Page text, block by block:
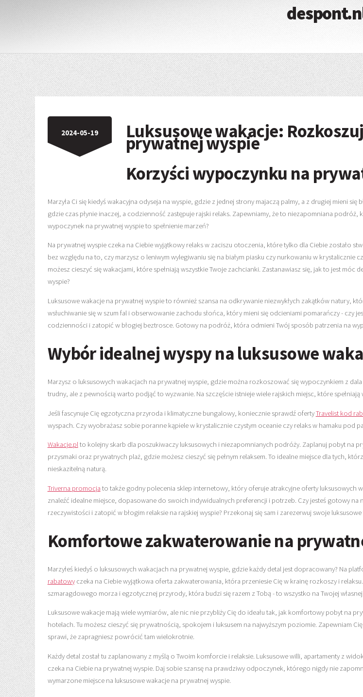
2024-05-19 Luksusowe wakacje:
prywatnej wyspie
Korzyści wypoczynku na
Marzyła Ci się kiedyś wakacyjna odyseja na wyspie, gdzie z jednej strony majaczą palmy, a z drugiej mieni
gdzie czas płynie inaczej, a codzienność zastępuje rajski relaks. Zapewniamy, że to niezapomniana
wypoczynek na prywatnej wyspie to spełnienie marzeń?
Na prywatnej wyspie czeka na Ciebie wyjątkowy relaks w zaciszu otoczenia, które tylko dla Ciebie zostało
bez względu na to, czy marzysz o leniwym wylegiwaniu się na białym piasku czy nurkowaniu w
możesz cieszyć się wakacjami, które spełniają wszystkie Twoje zachcianki. Zastanawiasz się, jak to jest
wyspie?
Luksusowe wakacje na prywatnej wyspie to również szansa na odkrywanie niezwykłych zakątków natury,
wsłuchiwanie się w szum fal i obserwowanie zachodu słońca, który mieni się odcieniami pomarańczy -
codzienności i zatopić w błogiej beztrosce. Gotowy na podróż, która odmieni Twój sposób patrzenia na
Wybór idealnej wyspy na luksusowe
Marzysz o luksusowych wakacjach na prywatnej wyspie, gdzie można rozkoszować się wypoczynkiem z
trudny, ale z pewnością warto podjąć to wyzwanie. Na szczęście istnieje wiele rajskich miejsc, które
Jeśli fascynuje Cię egzotyczna przyroda i klimatyczne bungalowy, koniecznie sprawdź ofertyTravelist kod
wyspach. Czy wyobrażasz sobie poranne kąpiele w krystalicznie czystym oceanie czy relaks w hamaku pod
Wakacje.plto kolejny skarb dla poszukiwaczy luksusowych i niezapomnianych podróży. Zaplanuj pobyt na
przysmaki oraz prywatnych plaż, gdzie możesz cieszyć się pełnym relaksem. To idealne miejsce dla tych,
nieskazitelną naturą.
Triverna promocja to także godny polecenia sklep internetowy, który oferuje atrakcyjne oferty
znaleźć idealne miejsce, dopasowane do swoich indywidualnych preferencji i potrzeb. Czy jesteś gotowy
rzeczywistości i zatopić w błogim relaksie na rajskiej wyspie? Przekonaj się sam i zarezerwuj swoje luksusowe
Komfortowe zakwaterowanie na
Marzyłeś kiedyś o luksusowych wakacjach na prywatnej wyspie, gdzie każdy detal jest dopracowany? Na
rabatowyczeka na Ciebie wyjątkowa oferta zakwaterowania, która przeniesie Cię w krainę rozkoszy i
szmaragdowego morza i egzotycznej przyrody, która budzi się razem z Tobą - to wszystko na Twojej
Luksusowe wakacje mają wiele wymiarów, ale nic nie przybliży Cię do ideału tak, jak komfortowy pobyt na
hotelach. Tu możesz cieszyć się prywatnością, spokojem i luksusem na najwyższym poziomie. Zapewniam
sprawi, że zapragniesz powrócić tam wielokrotnie.
Każdy detal został tu zaplanowany z myślą o Twoim komforcie i relaksie. Luksusowe willi, apartamenty z
czeka na Ciebie na prywatnej wyspie. Daj sobie szansę na prawdziwy odpoczynek, którego nigdy nie
wymarzone miejsce na luksusowe wakacje na prywatnej wyspie.